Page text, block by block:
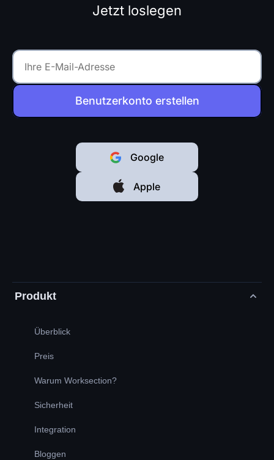
Jetzt loslegen
Benutzerkonto erstellen
Google
Apple
Produkt
Überblick
Preis
Warum Worksection?
Sicherheit
Integration
Bloggen